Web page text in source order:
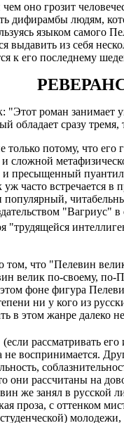
оно грозит
дифирамбы людям,
языком самого
выдавить из себя
к его последнему
роман занимает
сразу тремя,
потому, что
сложной
пресыщенный
уж часто
"Вагриус"
"трудящейся
том, что "Пелевин
велик по-своему,
фоне фигура
ни у кого из
в этом жанре далеко
рассматривать
не воспринимается.
они рассчитаны на
же занял в
проза, с оттенком